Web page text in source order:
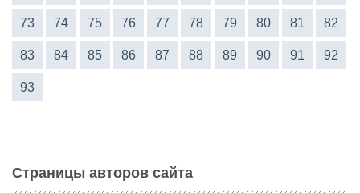
73 74 75 76 77 78 79 80 81 82
83 84 85 86 87 88 89 90 91 92
93
Страницы авторов сайта